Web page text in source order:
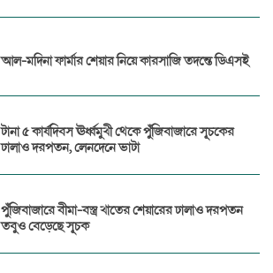
আল-মদিনা ফার্মার শেয়ার নিয়ে কারসাজি তদন্তে ডিএসই
টানা ৫ কার্যদিবস ঊর্ধ্বমুখী থেকে পুঁজিবাজারে সূচকের
ঢালাও দরপতন, লেনদেনে ভাটা
পুঁজিবাজারে বীমা-বস্ত্র খাতের শেয়ারের ঢালাও দরপতন
তবুও বেড়েছে সূচক